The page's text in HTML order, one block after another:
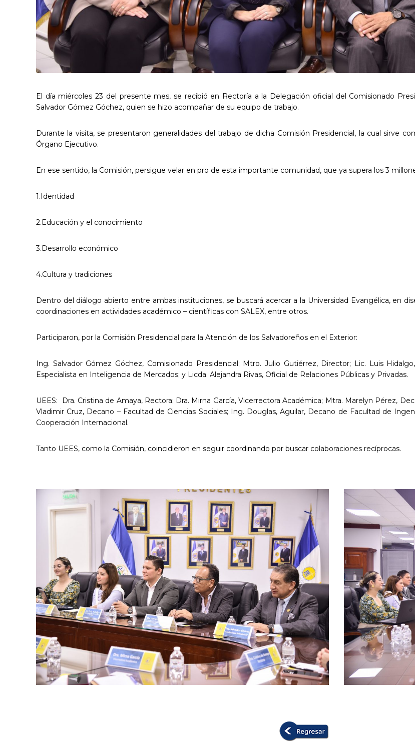
El día miércoles 23 del presente mes, se recibió en Rectoría a la Delegación oficial del Comisionado
Salvador Gómez Góchez, quien se hizo acompañar de su equipo de trabajo.
Durante la visita, se presentaron generalidades del trabajo de dicha Comisión Presidencial, la cual sirve
Órgano Ejecutivo.
En ese sentido, la Comisión, persigue velar en pro de esta importante comunidad, que ya supera los 3
1.Identidad
2.Educación y el conocimiento
3.Desarrollo económico
4.Cultura y tradiciones
Dentro del diálogo abierto entre ambas instituciones, se buscará acercar a la Universidad Evangélica, en
coordinaciones en actividades académico – científicas con SALEX, entre otros.
Participaron, por la Comisión Presidencial para la Atención de los Salvadoreños en el Exterior:
Ing. Salvador Gómez Góchez, Comisionado Presidencial; Mtro. Julio Gutiérrez, Director; Lic. Luis
Especialista en Inteligencia de Mercados; y Licda. Alejandra Rivas, Oficial de Relaciones Públicas y Privadas.
UEES: Dra. Cristina de Amaya, Rectora; Dra. Mirna García, Vicerrectora Académica; Mtra. Marelyn Pérez,
Vladimir Cruz, Decano – Facultad de Ciencias Sociales; Ing. Douglas, Aguilar, Decano de Facultad de
Cooperación Internacional.
Tanto UEES, como la Comisión, coincidieron en seguir coordinando por buscar colaboraciones recíprocas.